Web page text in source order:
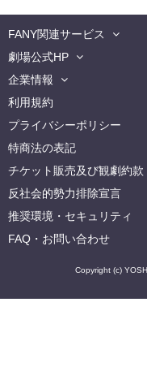
FANY関連サービス
劇場公式HP
企業情報
利用規約
プライバシーポリシー
特商法の表記
チケット販売及び観劇約款
反社会的勢力排除宣言
推奨環境・セキュリティ
FAQ・お問い合わせ
Copyright (c)